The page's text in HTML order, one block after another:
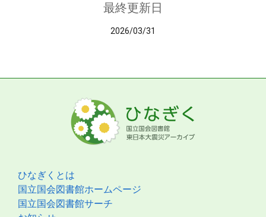
最終更新日
2026/03/31
ひなぎくとは
国立国会図書館ホームページ
国立国会図書館サーチ